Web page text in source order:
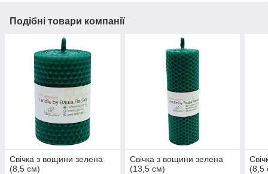
Подібні товари компанії
Свічка з вощини зелена
(8,5 см)
Свічка з вощини зелена
(13,5 см)
(8,5